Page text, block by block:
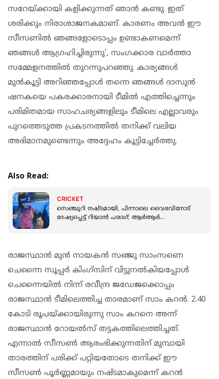
സറേയ്ക്കായി കളിക്കുന്നത് ഞാൻ കണ്ടു. ഇത്
ശരിക്കും നിരാശാജനകമാണ്. കാരണം അവൻ ഈ
സീസണിൽ ഞങ്ങളോടൊപ്പം ഉണ്ടാകണമെന്ന്
ഞങ്ങൾ ആഗ്രഹിച്ചിരുന്നു', സംഗക്കാര വാര്‍ത്താ
സമ്മേളനത്തില്‍ തുറന്നുപറഞ്ഞു. കാര്യങ്ങൾ
മുൻകൂട്ടി അറിഞ്ഞപ്പോൾ തന്നെ ഞങ്ങൾ ദാസുൻ
ഷനകയെ പകരക്കാരനായി ടീമിൽ എത്തിച്ചെന്നും
പരിമിതമായ സാഹചര്യങ്ങളിലും ടീമിലെ എല്ലാവരും
പുറത്തെടുത്ത പ്രകടനത്തിൽ തനിക്ക് വലിയ
അഭിമാനമുണ്ടെന്നും അദ്ദേഹം കൂട്ടിച്ചേർത്തു.
Also Read:
CRICKET
സെഞ്ചുറി നഷ്ടമായി, പിന്നാലെ വൈഭവിനോട്
ദേഷ്യപ്പെട്ട് റിയാൻ പരാഗ്; ആർആർ
രാജസ്ഥാൻ മുൻ നായകൻ സഞ്ജു സാംസണെ
ചെന്നൈ സൂപ്പര്‍ കിംഗ്സിന് വിട്ടുനല്‍കിയപ്പോള്‍
ചെന്നൈയിൽ നിന്ന് രവീന്ദ്ര ജഡേജക്കൊപ്പം
രാജസ്ഥാന്‍ ടീമിലെത്തിച്ച താരമാണ് സാം കറന്‍. 2.40
കോടി രൂപയ്ക്കായിരുന്നു സാം കറനെ അന്ന്
രാജസ്ഥാൻ റോയൽസ് തട്ടകത്തിലെത്തിച്ചത്.
എന്നാൽ സീസൺ ആരംഭിക്കുന്നതിന് മുമ്പായി
താരത്തിന് പരിക്ക് പറ്റിയതോടെ തനിക്ക് ഈ
സീസൺ പൂർണ്ണമായും നഷ്ടമാകുമെന്ന് കറൻ